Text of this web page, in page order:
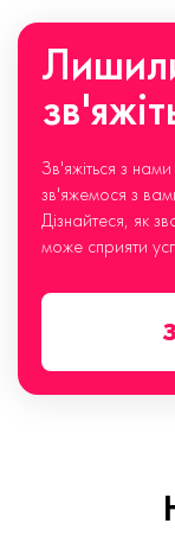
Зв'яжіться з
зв'яжемося з
Дізнайтеся, як
може сприяти